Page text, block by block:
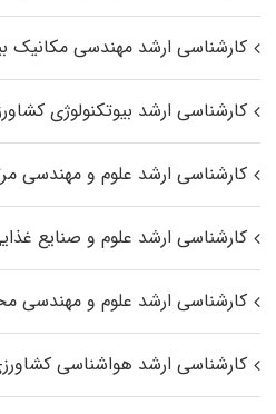
کارشناسی ارشد مهندسی مکانیک
کارشناسی ارشد بیوتکنولوژی
کارشناسی ارشد علوم و مهندسی
کارشناسی ارشد علوم و صنایع
کارشناسی ارشد علوم و مهندسی
کارشناسی ارشد هواشناسی